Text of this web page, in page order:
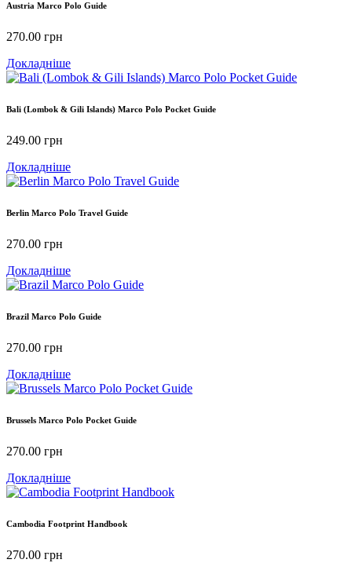
Austria Marco Polo Guide
270.00 грн
Докладніше
Bali (Lombok & Gili Islands) Marco Polo Pocket Guide
249.00 грн
Докладніше
Berlin Marco Polo Travel Guide
270.00 грн
Докладніше
Brazil Marco Polo Guide
270.00 грн
Докладніше
Brussels Marco Polo Pocket Guide
270.00 грн
Докладніше
Cambodia Footprint Handbook
270.00 грн